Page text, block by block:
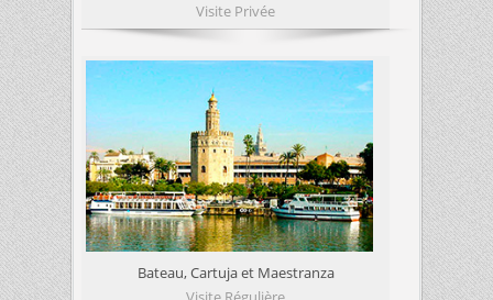
Visite Privée
Bateau, Cartuja et Maestranza